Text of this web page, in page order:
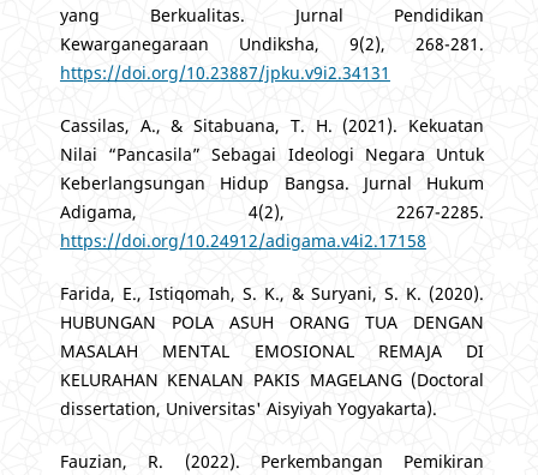
yang Berkualitas. Jurnal Pendidikan
Kewarganegaraan Undiksha, 9(2), 268-281.
https://doi.org/10.23887/jpku.v9i2.34131
Cassilas, A., & Sitabuana, T. H. (2021). Kekuatan
Nilai “Pancasila” Sebagai Ideologi Negara Untuk
Keberlangsungan Hidup Bangsa. Jurnal Hukum
Adigama, 4(2), 2267-2285.
https://doi.org/10.24912/adigama.v4i2.17158
Farida, E., Istiqomah, S. K., & Suryani, S. K. (2020).
HUBUNGAN POLA ASUH ORANG TUA DENGAN
MASALAH MENTAL EMOSIONAL REMAJA DI
KELURAHAN KENALAN PAKIS MAGELANG (Doctoral
dissertation, Universitas' Aisyiyah Yogyakarta).
Fauzian, R. (2022). Perkembangan Pemikiran